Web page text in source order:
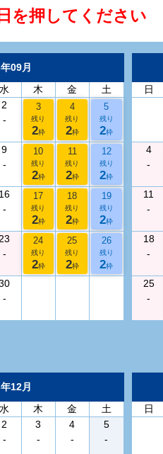
を押してください
09月
水 木 金 土
2
-
3
残り
2枠
4
残り
2枠
5
残り
2枠
9
-
10
残り
2枠
11
残り
2枠
12
残り
2枠
16
-
17
残り
2枠
18
残り
2枠
19
残り
2枠
23
-
24
残り
2枠
25
残り
2枠
26
残り
2枠
-
日
4
-
11
-
18
-
25
-
12月
水 木 金
土
2
-
3
-
4
-
5
-
日